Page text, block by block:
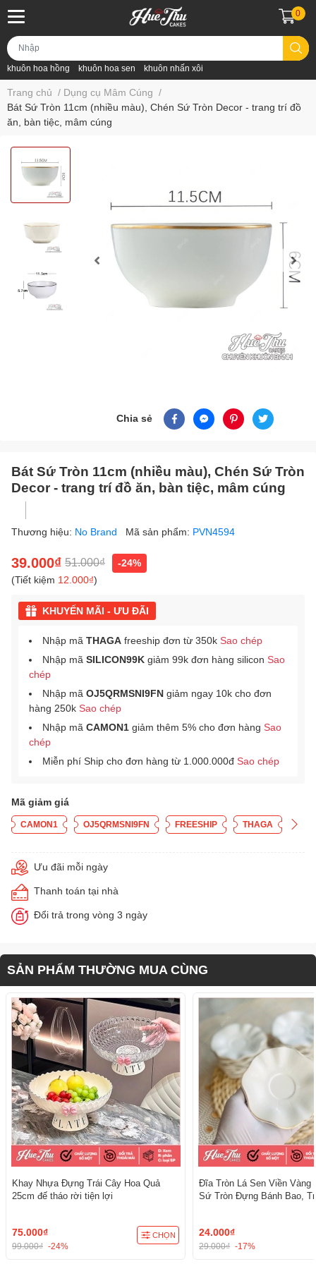
khuôn hoa hồng khuôn hoa sen khuôn nhấn xôi
0
Trang chủ / Dụng cụ Mâm Cúng /
Bát Sứ Tròn 11cm (nhiều màu), Chén Sứ Tròn Decor - trang trí đồ
ăn, bàn tiệc, mâm cúng
Chia sẻ
Bát Sứ Tròn 11cm (nhiều màu), Chén Sứ Tròn
Decor - trang trí đồ ăn, bàn tiệc, mâm cúng
Thương hiệu: No Brand Mã sản phẩm: PVN4594
39.000₫ 51.000₫
-24%
(Tiết kiệm 12.000₫)
KHUYẾN MÃI - ƯU ĐÃI
Nhập mã THAGA freeship đơn từ 350k Sao chép
Nhập mã SILICON99K giảm 99k đơn hàng silicon Sao
chép
Nhập mã OJ5QRMSNI9FN giảm ngay 10k cho đơn
hàng 250k Sao chép
Nhập mã CAMON1 giảm thêm 5% cho đơn hàng Sao
chép
Miễn phí Ship cho đơn hàng từ 1.000.000đ Sao chép
Mã giảm giá
CAMON1 OJ5QRMSNI9FN FREESHIP THAGA
Ưu đãi mỗi ngày
Thanh toán tại nhà
Đổi trả trong vòng 3 ngày
SẢN PHẨM THƯỜNG MUA CÙNG
Khay Nhựa Đựng Trái Cây Hoa Quả
25cm đế tháo rời tiện lợi
75.000₫
99.000₫ -24%
CHỌN
Đĩa Tròn Lá Sen Viền Vàng
Sứ Tròn Đựng Bánh Bao,
24.000₫
29.000₫ -17%